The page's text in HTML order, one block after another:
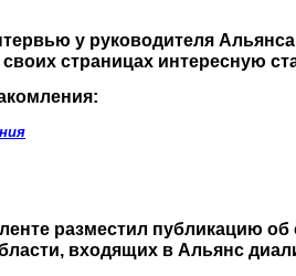
у руководителя
страницах интересную
разместил публикацию
входящих в Альянс